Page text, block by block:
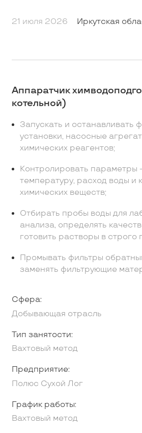
21 июля 2026 Иркутская
Аппаратчик
котельной)
Запускать и останавливать
установки, насосные
химических реагентов;
Контролировать параметры
температуру, расход воды и
химических веществ;
Отбирать пробы воды для
анализа, определять
готовить растворы в строго
Промывать фильтры
заменять фильтрующие
Сфера:
Добывающая отрасль
Тип занятости:
Вахтовый метод
Предприятие:
Полюс Сухой Лог
График работы:
Вахтовый метод